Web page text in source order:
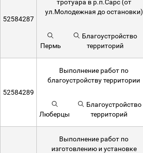
52584287
тротуара в р.п.Сарс (от
ул.Молодежная до остановки)
Пермь
Благоустройство
территорий
52584289
Выполнение работ по
благоустройству территории
Люберцы
Благоустройство
территорий
Выполнение работ по
изготовлению и установке